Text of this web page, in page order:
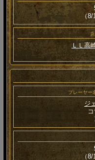
（
ＬＬ高
プレーヤー
ジ
（